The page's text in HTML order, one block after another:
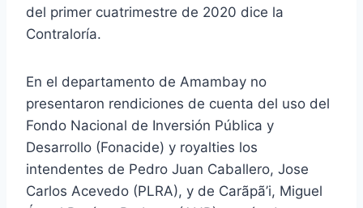
del primer cuatrimestre de 2020 dice la
Contralorí­a.
En el departamento de Amambay no
presentaron rendiciones de cuenta del uso del
Fondo Nacional de Inversión Pública y
Desarrollo (Fonacide) y royalties los
intendentes de Pedro Juan Caballero, Jose
Carlos Acevedo (PLRA), y de Carãpã’i, Miguel